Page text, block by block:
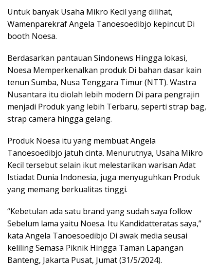
Untuk banyak Usaha Mikro Kecil yang dilihat,
Wamenparekraf Angela Tanoesoedibjo kepincut Di
booth Noesa.
Berdasarkan pantauan Sindonews Hingga lokasi,
Noesa Memperkenalkan produk Di bahan dasar kain
tenun Sumba, Nusa Tenggara Timur (NTT). Wastra
Nusantara itu diolah lebih modern Di para pengrajin
menjadi Produk yang lebih Terbaru, seperti strap bag,
strap camera hingga gelang.
Produk Noesa itu yang membuat Angela
Tanoesoedibjo jatuh cinta. Menurutnya, Usaha Mikro
Kecil tersebut selain ikut melestarikan warisan Adat
Istiadat Dunia Indonesia, juga menyuguhkan Produk
yang memang berkualitas tinggi.
“Kebetulan ada satu brand yang sudah saya follow
Sebelum lama yaitu Noesa. Itu Kandidatteratas saya,”
kata Angela Tanoesoedibjo Di awak media seusai
keliling Semasa Piknik Hingga Taman Lapangan
Banteng, Jakarta Pusat, Jumat (31/5/2024).